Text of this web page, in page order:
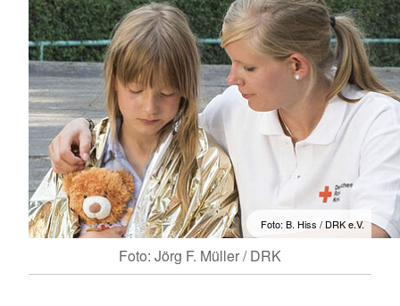
Foto: B. Hiss / DRK e.V.
Foto: Jörg F. Müller / DRK